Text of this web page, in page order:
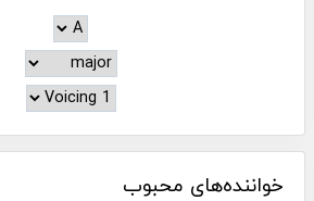
خواننده‌های محبوب